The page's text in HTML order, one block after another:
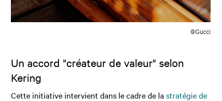
©Gucci
Un accord "créateur de valeur" selon
Kering
Cette initiative intervient dans le cadre de lastratégie de